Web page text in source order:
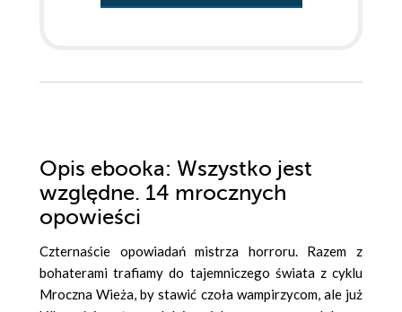
Opis ebooka: Wszystko jest
względne. 14 mrocznych
opowieści
Czternaście opowiadań mistrza horroru. Razem z
bohaterami trafiamy do tajemniczego świata z cyklu
Mroczna Wieża, by stawić czoła wampirzycom, ale już